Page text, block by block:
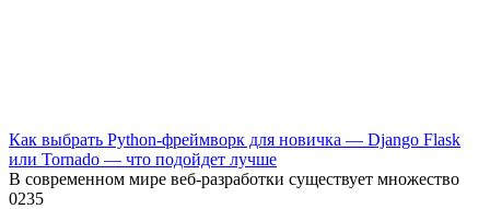
Как выбрать Python-фреймворк для новичка — Django Flask
или Tornado — что подойдет лучше
В современном мире веб-разработки существует множество
0235